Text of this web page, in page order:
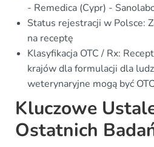
- Remedica (Cypr) -
Status rejestracji w Polsce:
na receptę
Klasyfikacja OTC / Rx:
krajów dla formulacji dla
weterynaryjne mogą być
Kluczowe
Ostatnich